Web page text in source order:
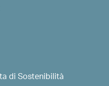
di Sostenibilità